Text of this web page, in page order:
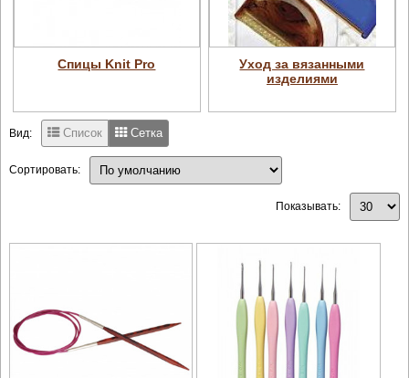
Спицы Knit Pro
Уход за вязанными
изделиями
Вид: Список Сетка
Сортировать:
Показывать: